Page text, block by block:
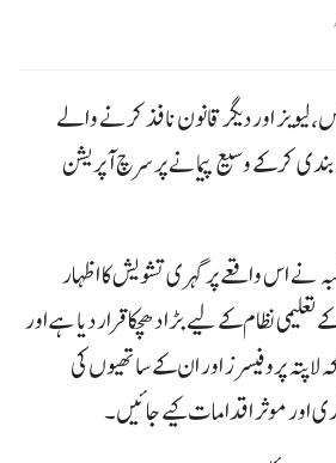
لیویز اور دیگر قانون نافذ کرنے والے
کر کے وسیع پیمانے پر سرچ آپریشن
نے اس واقعے پر گہری تشویش کا اظہار
نظام کے لیے بڑا دھچکا قرار دیا ہے اور
پروفیسرز اور ان کے ساتھیوں کی
اور موثر اقدامات کیے جائیں۔